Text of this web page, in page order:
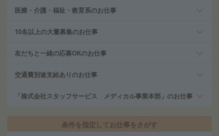
医療・介護・福祉・教育系のお仕事
10名以上の大量募集のお仕事
友だちと一緒の応募OKのお仕事
交通費別途支給ありのお仕事
「株式会社スタッフサービス メディカル事業本部」のお仕事
条件を指定してお仕事をさがす